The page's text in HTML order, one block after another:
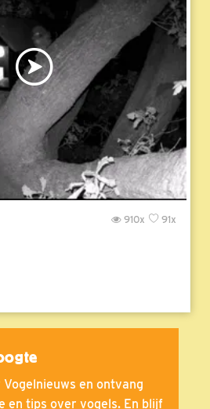
91x
910x
en ontvang
en tips over vogels. En blijf